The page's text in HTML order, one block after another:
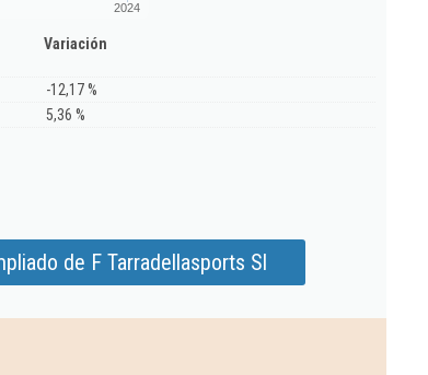
2024
Variación
-12,17 %
5,36 %
de F Tarradellasports Sl